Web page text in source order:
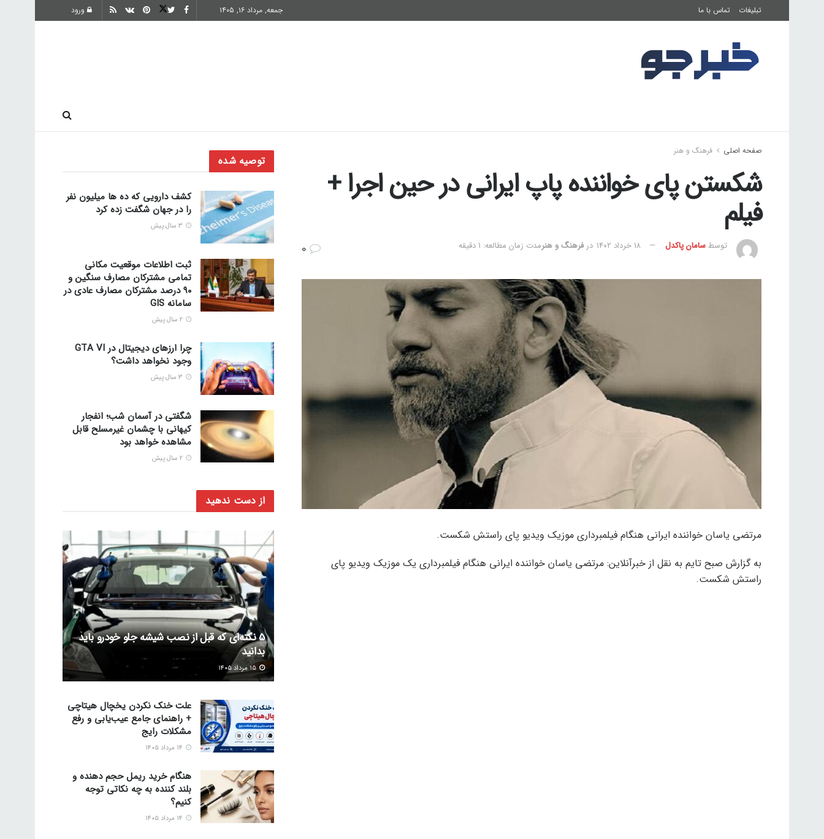
تبلیغات تماس با ما جمعه, مرداد ۱۶, ۱۴۰۵ ورود
صفحه اصلی فرهنگ و هنر
شکستن پای خواننده پاپ ایرانی در حین اجرا +
فیلم
توسطسامان پاکدل ۱۸ خرداد ۱۴۰۲ در فرهنگ و هنرمدت زمان مطالعه: 1 دقیقه
مرتضی یاسان خواننده ایرانی هنگام فیلمبرداری موزیک ویدیو پای راستش شکست.
به گزارش صبح تایم به نقل از خبرآنلاین: مرتضی یاسان خواننده ایرانی هنگام فیلمبرداری یک موزیک ویدیو پای
راستش شکست.
توصیه شده
کشف دارویی که ده ها میلیون نفر
را در جهان شگفت زده کرد
ثبت اطلاعات موقعیت مکانی
تمامی مشترکان مصارف سنگین و
۹۰ درصد مشترکان مصارف عادی در
سامانه GIS
چرا ارزهای دیجیتال در GTA VI
وجود نخواهد داشت؟
شگفتی در آسمان شب؛ انفجار
کیهانی با چشمان غیرمسلح قابل
مشاهده خواهد بود
از دست ندهید
5 نکته‌ای که قبل از نصب شیشه جلو خودرو باید
بدانید
۱۵ مرداد ۱۴۰۵
علت خنک نکردن یخچال هیتاچی
+ راهنمای جامع عیب‌یابی و رفع
مشکلات رایج
هنگام خرید ریمل حجم دهنده و
بلند کننده به چه نکاتی توجه
کنیم؟